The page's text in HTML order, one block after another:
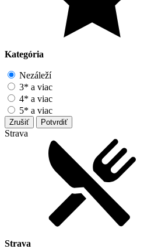
Kategória
Nezáleží
3* a viac
4* a viac
5* a viac
Zrušiť Potvrdiť
Strava
Strava